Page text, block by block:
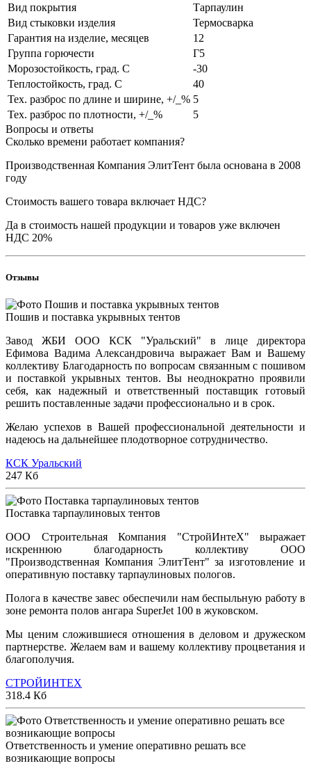
Вид покрытия
Тарпаулин
Вид стыковки изделия
Термосварка
Гарантия на изделие, месяцев
12
Группа горючести
Г5
Морозостойкость, град. С
-30
Теплостойкость, град. С
40
Тех. разброс по длине и ширине, +/_% 5
Тех. разброс по плотности, +/_%
5
Вопросы и ответы
Сколько времени работает компания?
Производственная Компания ЭлитТент была основана в 2008
году
Стоимость вашего товара включает НДС?
Да в стоимость нашей продукции и товаров уже включен
НДС 20%
Отзывы
Пошив и поставка укрывных тентов
Завод ЖБИ ООО КСК "Уральский" в лице директора
Ефимова Вадима Александровича выражает Вам и Вашему
коллективу Благодарность по вопросам связанным с пошивом
и поставкой укрывных тентов. Вы неоднократно проявили
себя, как надежный и ответственный поставщик готовый
решить поставленные задачи профессионально и в срок.
Желаю успехов в Вашей профессиональной деятельности и
надеюсь на дальнейшее плодотворное сотрудничество.
КСК Уральский
247 Кб
Поставка тарпаулиновых тентов
ООО Строительная Компания "СтройИнтеХ" выражает
искреннюю благодарность коллективу ООО
"Производственная Компания ЭлитТент" за изготовление и
оперативную поставку тарпаулиновых пологов.
Полога в качестве завес обеспечили нам беспыльную работу в
зоне ремонта полов ангара SuperJet 100 в жуковском.
Мы ценим сложившиеся отношения в деловом и дружеском
партнерстве. Желаем вам и вашему коллективу процветания и
благополучия.
СТРОЙИНТЕХ
318.4 Кб
Ответственность и умение оперативно решать все
возникающие вопросы